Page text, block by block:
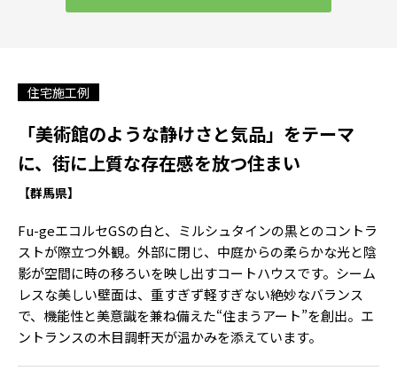
住宅施工例
「美術館のような静けさと気品」をテーマ
に、街に上質な存在感を放つ住まい
【群馬県】
Fu-geエコルセGSの白と、ミルシュタインの黒とのコントラ
ストが際立つ外観。外部に閉じ、中庭からの柔らかな光と陰
影が空間に時の移ろいを映し出すコートハウスです。シーム
レスな美しい壁面は、重すぎず軽すぎない絶妙なバランス
で、機能性と美意識を兼ね備えた“住まうアート”を創出。エ
ントランスの木目調軒天が温かみを添えています。